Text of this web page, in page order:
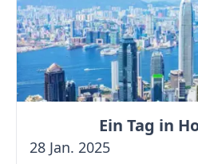
Ein Tag in
28 Jan. 2025